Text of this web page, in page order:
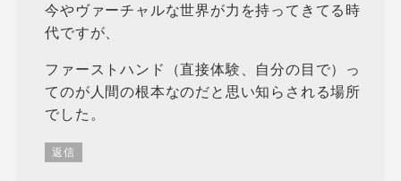
今やヴァーチャルな世界が力を持ってきてる時
代ですが、
ファーストハンド（直接体験、自分の目で）っ
てのが人間の根本なのだと思い知らされる場所
でした。
返信